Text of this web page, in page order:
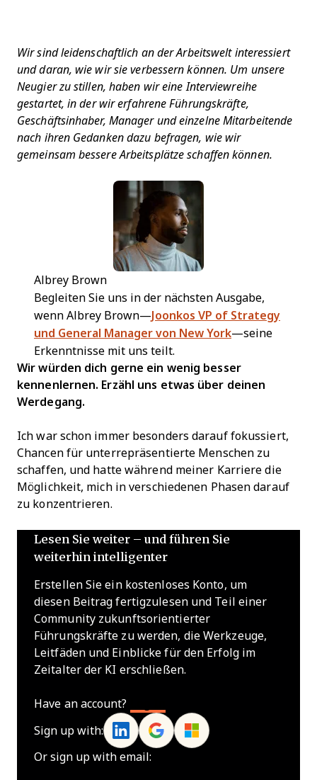
Wir sind leidenschaftlich an der Arbeitswelt interessiert
und daran, wie wir sie verbessern können. Um unsere
Neugier zu stillen, haben wir eine Interviewreihe
gestartet, in der wir erfahrene Führungskräfte,
Geschäftsinhaber, Manager und einzelne Mitarbeitende
nach ihren Gedanken dazu befragen, wie wir
gemeinsam bessere Arbeitsplätze schaffen können.
Albrey Brown
Begleiten Sie uns in der nächsten Ausgabe,
wenn Albrey Brown— Joonkos VP of Strategy
und General Manager von New York—seine
Erkenntnisse mit uns teilt.
Wir würden dich gerne ein wenig besser
kennenlernen. Erzähl uns etwas über deinen
Werdegang.
Ich war schon immer besonders darauf fokussiert,
Chancen für unterrepräsentierte Menschen zu
schaffen, und hatte während meiner Karriere die
Möglichkeit, mich in verschiedenen Phasen darauf
zu konzentrieren.
Lesen Sie weiter – und führen Sie
weiterhin intelligenter
Erstellen Sie ein kostenloses Konto, um
diesen Beitrag fertigzulesen und Teil einer
Community zukunftsorientierter
Führungskräfte zu werden, die Werkzeuge,
Leitfäden und Einblicke für den Erfolg im
Zeitalter der KI erschließen.
Have an account?
Sign up with:
Or sign up with email: